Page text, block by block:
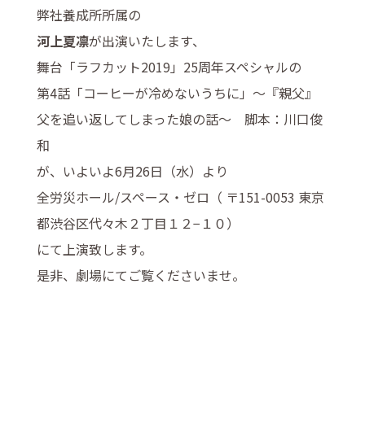
弊社養成所所属の
河上夏凛が出演いたします、
舞台「ラフカット2019」25周年スペシャルの
第4話「コーヒーが冷めないうちに」〜『親父』
父を追い返してしまった娘の話〜 脚本：川口俊
和
が、いよいよ6月26日（水）より
全労災ホール/スペース・ゼロ（ 〒151-0053 東京
都渋谷区代々木２丁目１２−１０）
にて上演致します。
是非、劇場にてご覧くださいませ。